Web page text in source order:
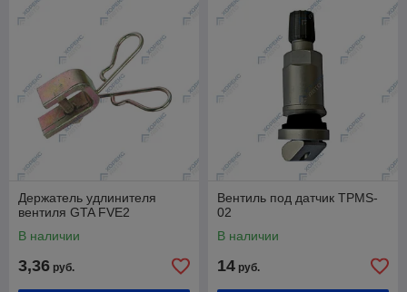
Держатель удлинителя
вентиля GTA FVE2
В наличии
3,36 руб.
Вентиль под датчик TPMS-
02
В наличии
14 руб.